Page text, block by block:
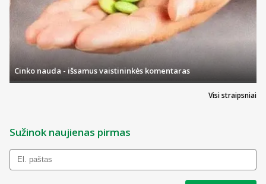
Visi straipsniai
Cinko nauda - išsamus vaistininkės komentaras
Sužinok naujienas pirmas